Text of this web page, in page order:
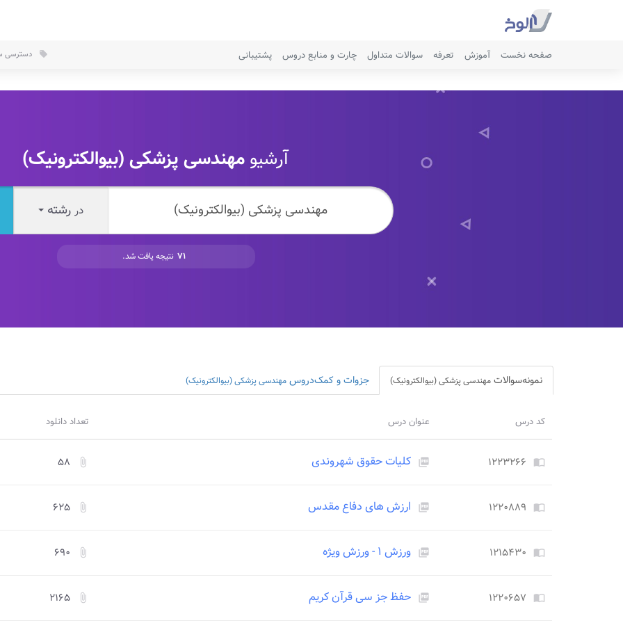
صفحه نخست آموزش تعرفه سوالات متداول چارت و منابع دروس پشتیبانی local_offer دسترسی
آرشیو مهندسی پزشکی (بیوالکترونیک)
در رشته
۷۱ نتیجه یافت شد.
نمونه‌سوالات مهندسی پزشکی (بیوالکترونیک) جزوات و کمک‌دروس مهندسی پزشکی (بیوالکترونیک)
کد درس عنوان درس تعداد دانلود
import_contacts ۱۲۲۳۲۶۶ picture_as_pdf کلیات حقوق شهروندی attach_file ۵۸
import_contacts ۱۲۲۰۸۸۹ picture_as_pdf ارزش های دفاع مقدس attach_file ۶۲۵
import_contacts ۱۲۱۵۴۳۰ picture_as_pdf ورزش ۱ - ورزش ویژه attach_file ۶۹۰
import_contacts ۱۲۲۰۶۵۷ picture_as_pdf حفظ جز سی قرآن کریم attach_file ۲۱۶۵